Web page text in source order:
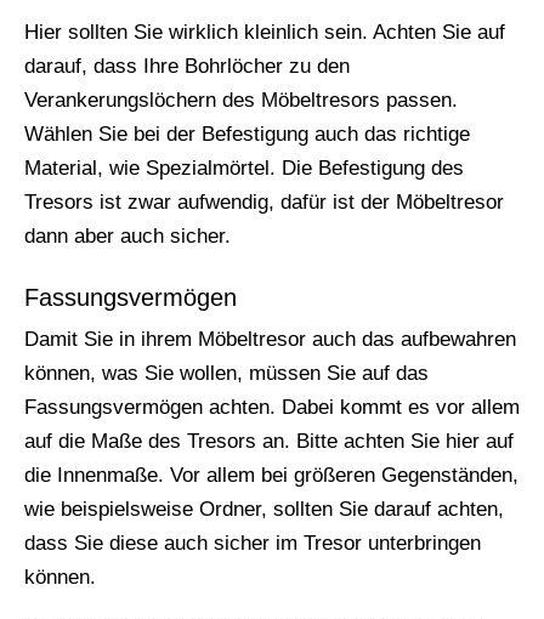
Hier sollten Sie wirklich kleinlich sein. Achten Sie auf
darauf, dass Ihre Bohrlöcher zu den
Verankerungslöchern des Möbeltresors passen.
Wählen Sie bei der Befestigung auch das richtige
Material, wie Spezialmörtel. Die Befestigung des
Tresors ist zwar aufwendig, dafür ist der Möbeltresor
dann aber auch sicher.
Fassungsvermögen
Damit Sie in ihrem Möbeltresor auch das aufbewahren
können, was Sie wollen, müssen Sie auf das
Fassungsvermögen achten. Dabei kommt es vor allem
auf die Maße des Tresors an. Bitte achten Sie hier auf
die Innenmaße. Vor allem bei größeren Gegenständen,
wie beispielsweise Ordner, sollten Sie darauf achten,
dass Sie diese auch sicher im Tresor unterbringen
können.